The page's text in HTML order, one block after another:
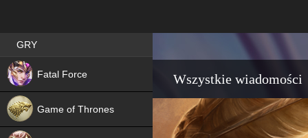
Wszystkie wiadomości
Best RPG games in Poland
GRY
Fatal Force
NEW
Game of Thrones